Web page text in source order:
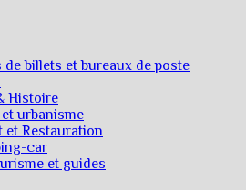
billets et bureaux de poste
Histoire
urbanisme
et Restauration
car
et guides